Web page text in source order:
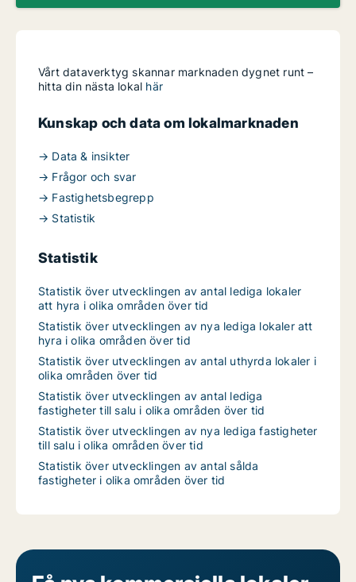
Vårt dataverktyg skannar marknaden dygnet runt –
hitta din nästa lokal här
Kunskap och data om lokalmarknaden
→ Data & insikter
→ Frågor och svar
→ Fastighetsbegrepp
→ Statistik
Statistik
Statistik över utvecklingen av antal lediga lokaler
att hyra i olika områden över tid
Statistik över utvecklingen av nya lediga lokaler att
hyra i olika områden över tid
Statistik över utvecklingen av antal uthyrda lokaler i
olika områden över tid
Statistik över utvecklingen av antal lediga
fastigheter till salu i olika områden över tid
Statistik över utvecklingen av nya lediga fastigheter
till salu i olika områden över tid
Statistik över utvecklingen av antal sålda
fastigheter i olika områden över tid